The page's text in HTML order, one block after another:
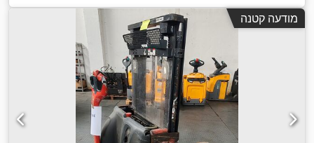
מודעה קטנה